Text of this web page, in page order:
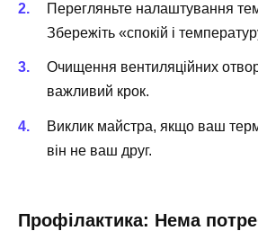
Перегляньте налаштування
Збережіть «спокій і
Очищення вентиляційних
важливий крок.
Виклик майстра, якщо ваш
він не ваш друг.
Профілактика: Нема